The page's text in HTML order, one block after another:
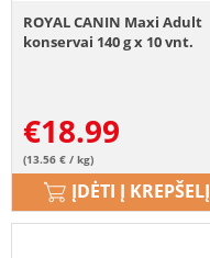
ROYAL CANIN Maxi Adult
konservai 140 g x 10 vnt.
€18.99
(13.56 € / kg)
ĮDĖTI Į KREPŠELĮ